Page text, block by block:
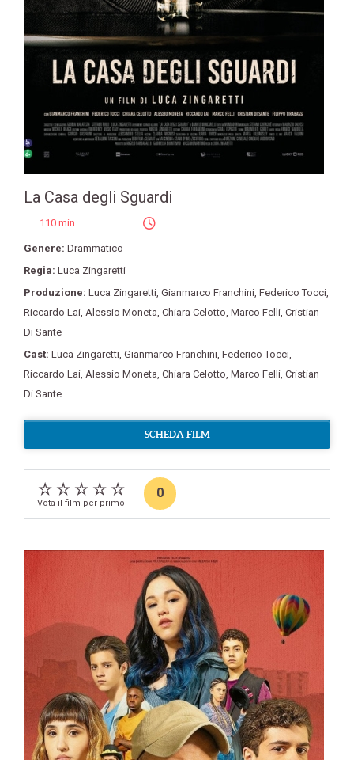
La Casa degli Sguardi
110 min
Genere: Drammatico
Regia: Luca Zingaretti
Produzione: Luca Zingaretti, Gianmarco Franchini, Federico Tocci,
Riccardo Lai, Alessio Moneta, Chiara Celotto, Marco Felli, Cristian
Di Sante
Cast: Luca Zingaretti, Gianmarco Franchini, Federico Tocci,
Riccardo Lai, Alessio Moneta, Chiara Celotto, Marco Felli, Cristian
Di Sante
SCHEDA FILM
Vota il film per primo
0